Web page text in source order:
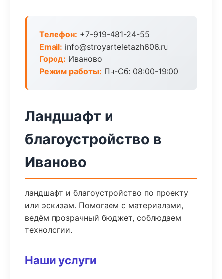
Телефон: +7-919-481-24-55
Email: info@stroyarteletazh606.ru
Город: Иваново
Режим работы: Пн-Сб: 08:00-19:00
Ландшафт и
благоустройство в
Иваново
ландшафт и благоустройство по проекту
или эскизам. Помогаем с материалами,
ведём прозрачный бюджет, соблюдаем
технологии.
Наши услуги